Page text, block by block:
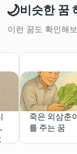
🌙비슷한 꿈
이런 꿈도 확인해
죽은 외삼춘
를 주는 꿈